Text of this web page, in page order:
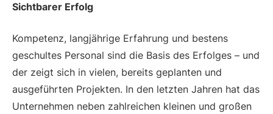
Sichtbarer Erfolg
Kompetenz, langjährige Erfahrung und bestens
geschultes Personal sind die Basis des Erfolges – und
der zeigt sich in vielen, bereits geplanten und
ausgeführten Projekten. In den letzten Jahren hat das
Unternehmen neben zahlreichen kleinen und großen